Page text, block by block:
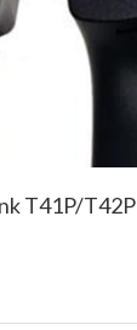
T41P/T42P